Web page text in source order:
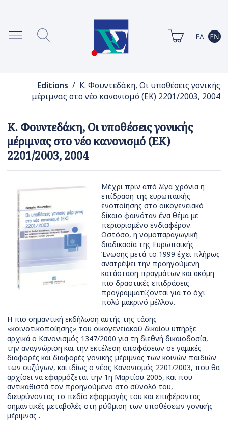
Editions / Κ. Φουντεδάκη, Οι υποθέσεις γονικής
μέριμνας στο νέο κανονισμό (ΕΚ) 2201/2003, 2004
Κ. Φουντεδάκη, Οι υποθέσεις γονικής
μέριμνας στο νέο κανονισμό (ΕΚ)
2201/2003, 2004
Μέχρι πριν από λίγα χρόνια η
επίδραση της ευρωπαϊκής
ενοποίησης στο οικογενειακό
δίκαιο φαινόταν ένα θέμα με
περιορισμένο ενδιαφέρον.
Ωστόσο, η νομοπαραγωγική
διαδικασία της Ευρωπαϊκής
Ένωσης μετά το 1999 έχει πλήρως
ανατρέψει την προηγούμενη
κατάσταση πραγμάτων και ακόμη
πιο δραστικές επιδράσεις
προγραμματίζονται για το όχι
πολύ μακρινό μέλλον.
Η πιο σημαντική εκδήλωση αυτής της τάσης
«κοινοτικοποίησης» του οικογενειακού δικαίου υπήρξε
αρχικά ο Κανονισμός 1347/2000 για τη διεθνή δικαιοδοσία,
την αναγνώριση και την εκτέλεση αποφάσεων σε γαμικές
διαφορές και διαφορές γονικής μέριμνας των κοινών παιδιών
των συζύγων, και ιδίως ο νέος Κανονισμός 2201/2003, που θα
αρχίσει να εφαρμόζεται την 1η Μαρτίου 2005, και που
αντικαθιστά τον προηγούμενο στο σύνολό του,
διευρύνοντας το πεδίο εφαρμογής του και επιφέροντας
σημαντικές μεταβολές στη ρύθμιση των υποθέσεων γονικής
μέριμνας .